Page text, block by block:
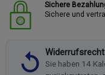
Sichere
Sichere und
Widerrufsrecht
Sie haben 14